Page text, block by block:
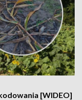
[WIDEO]